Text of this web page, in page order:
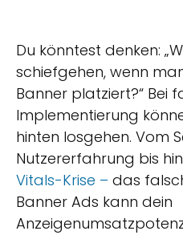
Du könntest denken:
schiefgehen, wenn
Banner platziert?“ Bei
Implementierung
hinten losgehen. Vom
Nutzererfahrung bis
Vitals-Krise – das
Banner Ads kann dein